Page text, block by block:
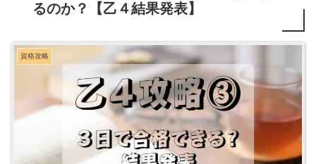
るのか？【乙４結果発表】
資格攻略